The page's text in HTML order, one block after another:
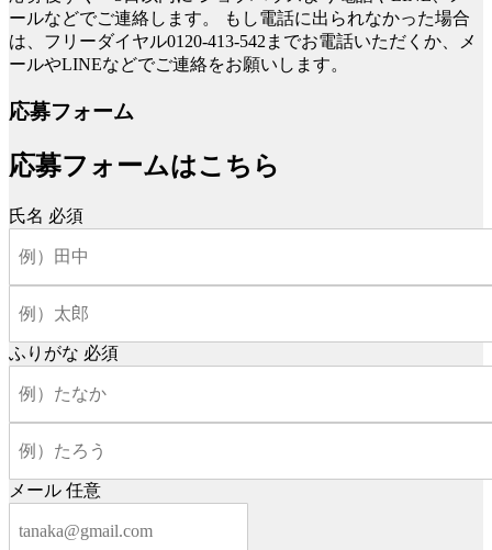
ールなどでご連絡します。
もし電話に出られなかった場合
は、フリーダイヤル0120-413-542までお電話いただくか、メ
ールやLINEなどでご連絡をお願いします。
応募フォーム
応募フォームはこちら
氏名 必須
ふりがな 必須
メール 任意